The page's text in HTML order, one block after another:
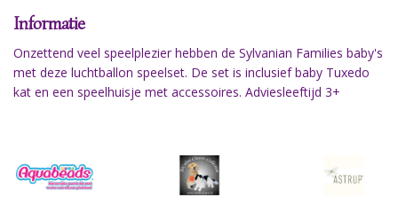
Informatie
Onzettend veel speelplezier hebben de Sylvanian Families baby's
met deze luchtballon speelset. De set is inclusief baby Tuxedo
kat en een speelhuisje met accessoires. Adviesleeftijd 3+